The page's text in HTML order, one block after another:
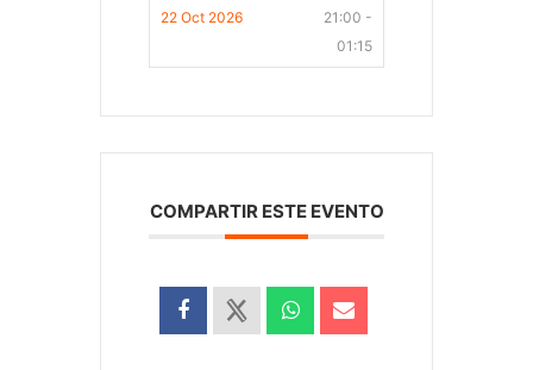
22 Oct 2026
21:00 -
01:15
COMPARTIR ESTE EVENTO